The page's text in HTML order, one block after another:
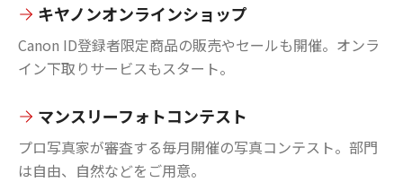
キヤノンオンラインショップ
Canon ID登録者限定商品の販売やセールも開催。オンラ
イン下取りサービスもスタート。
マンスリーフォトコンテスト
プロ写真家が審査する毎月開催の写真コンテスト。部門
は自由、自然などをご用意。